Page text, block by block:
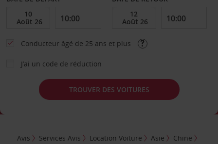
Conducteur âgé de 25 ans et plus
J’ai un code de réduction
TROUVER DES VOITURES
Avis Services Avis Location Voiture Asie
Chine